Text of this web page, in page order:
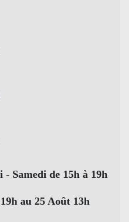
Samedi de 15h à 19h
au 25 Août 13h